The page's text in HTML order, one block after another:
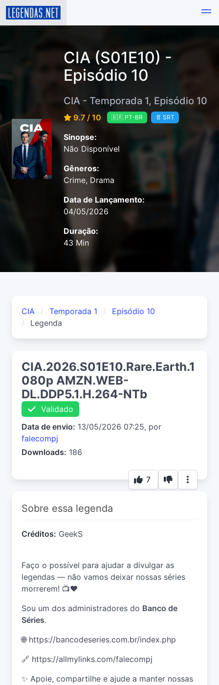
CIA (S01E10) -
Episódio 10
CIA - Temporada 1, Episódio 10
9.7 / 10 🇧🇷 PT-BR 📄 SRT
Sinopse:
Não Disponível
Gêneros:
Crime, Drama
Data de Lançamento:
04/05/2026
Duração:
43 Min
CIA Temporada 1
Episódio 10
Legenda
CIA.2026.S01E10.Rare.Earth.1
080p AMZN.WEB-
DL.DDP5.1.H.264-NTb
Validado
Data de envio: 13/05/2026 07:25, por
falecompj
Downloads: 186
7
Sobre essa legenda
Créditos: GeekS
Faço o possível para ajudar a divulgar as
legendas — não vamos deixar nossas séries
morrerem! 📺❤️
Sou um dos administradores do Banco de
Séries.
🌐 https://bancodeseries.com.br/index.php
🔗 https://allmylinks.com/falecompj
✨ Apoie, compartilhe e ajude a manter nossas